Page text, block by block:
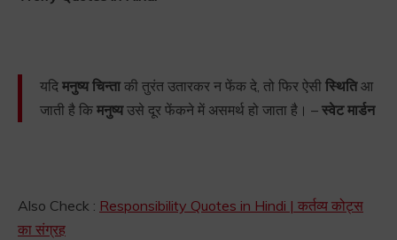
यदि मनुष्य चिन्ताकी तुरंत उतारकर न फेंक दे, तो फिर ऐसी स्थितिआ
जाती है कि मनुष्यउसे दूर फेंकने में असमर्थ हो जाता है। – स्वेट मार्डन
Also Check : Responsibility Quotes in Hindi | कर्तव्य कोट्स
का संग्रह